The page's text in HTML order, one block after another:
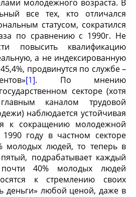
молодежного возраста. В
все тех, кто отличался
статусом, сократился
по сравнению с 1990г. Не
повысить квалификацию
а не индексированную
продвинутся по службе –
[1]. По мнению
секторе (хотя
каналом трудовой
наблюдается устойчивая
к сокращению молодежной
1990 году в частном секторе
молодых людей, то теперь в
подрабатывает каждый
40% молодых людей
к стремлению своих
деньги» любой ценой, даже в